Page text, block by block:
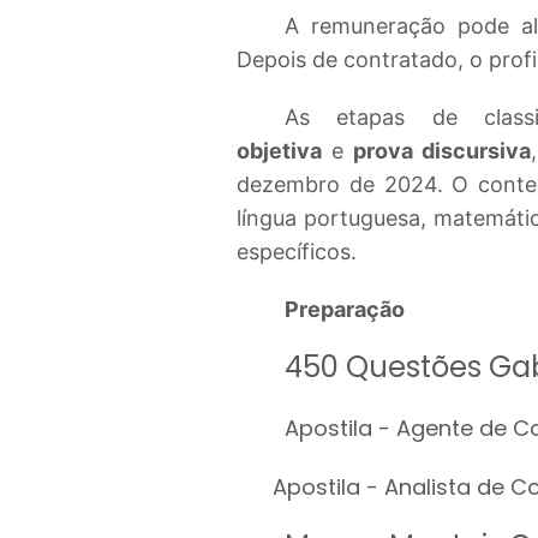
A remuneração pode
Depois de contratado, o
As etapas de
objetiva e prova discursiva
dezembro de 2024. O
língua portuguesa,
específicos.
Preparação
450 Questões
Apostila - Agente de
Apostila - Analista de